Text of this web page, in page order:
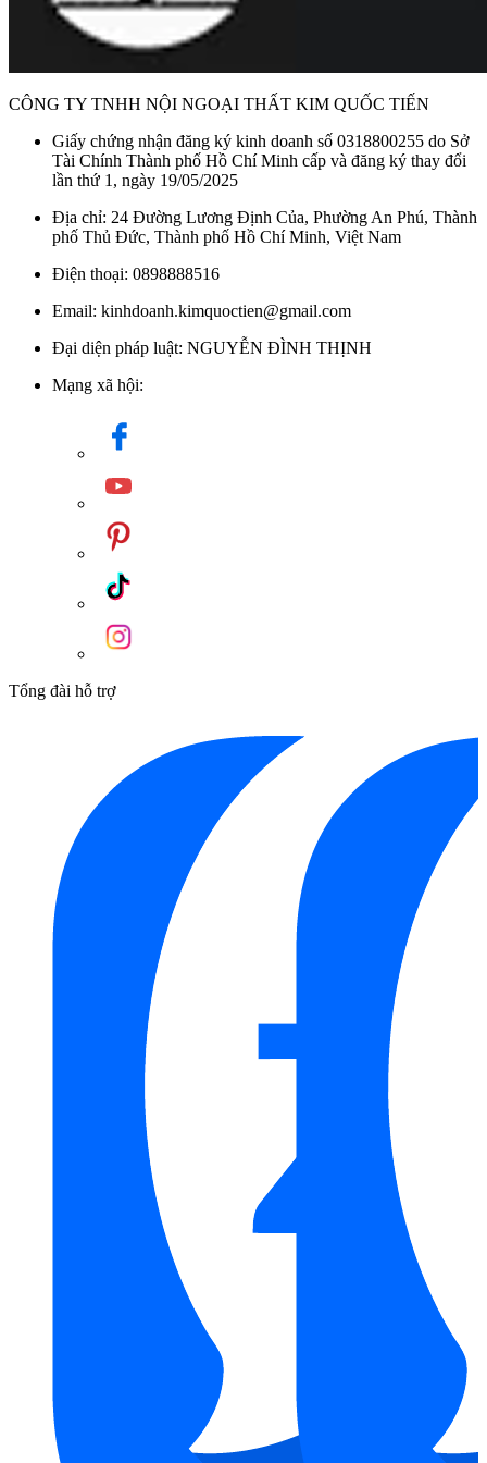
Hãy liên hệ ngay với
Kim Quốc Tiến
0898888516 để được tư vấn chi tiết và sở hữu sản phẩm chính
hãng với nhiều ưu đãi hấp dẫn.
Danh mục:Thiết Bị Bếp/Lò Nướng Đa Năng/Lò Nướng
Malloca
CÔNG TY TNHH NỘI NGOẠI THẤT KIM QUỐC TIẾN
Giấy chứng nhận đăng ký kinh doanh số 0318800255 do Sở
Tài Chính Thành phố Hồ Chí Minh cấp và đăng ký thay đổi
lần thứ 1, ngày 19/05/2025
Địa chỉ: 24 Đường Lương Định Của, Phường An Phú, Thành
phố Thủ Đức, Thành phố Hồ Chí Minh, Việt Nam
Điện thoại: 0898888516
Email: kinhdoanh.kimquoctien@gmail.com
Đại diện pháp luật: NGUYỄN ĐÌNH THỊNH
Mạng xã hội:
Tổng đài hỗ trợ